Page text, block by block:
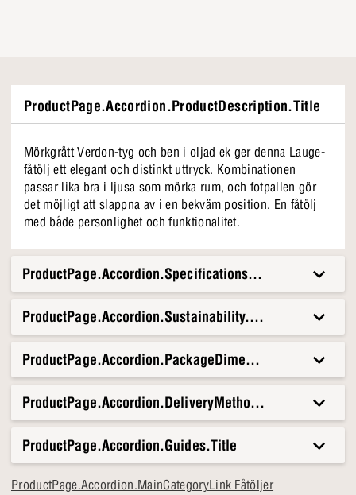
ProductPage.Accordion.ProductDescription.Title
Mörkgrått Verdon-tyg och ben i oljad ek ger denna Lauge-
fåtölj ett elegant och distinkt uttryck. Kombinationen
passar lika bra i ljusa som mörka rum, och fotpallen gör
det möjligt att slappna av i en bekväm position. En fåtölj
med både personlighet och funktionalitet.
ProductPage.Accordion.Specifications.Title
ProductPage.Accordion.Sustainability.Title
ProductPage.Accordion.DeliveryMethods.Title
ProductPage.Accordion.Guides.Title
ProductPage.Accordion.MainCategoryLink Fåtöljer